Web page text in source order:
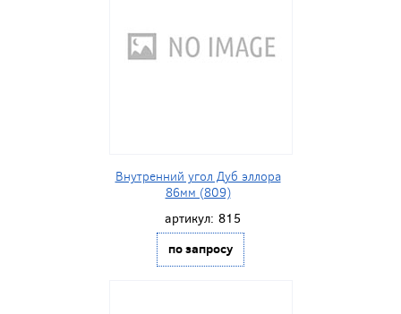
Внутренний угол Дуб эллора
86мм (809)
артикул: 815
по запросу